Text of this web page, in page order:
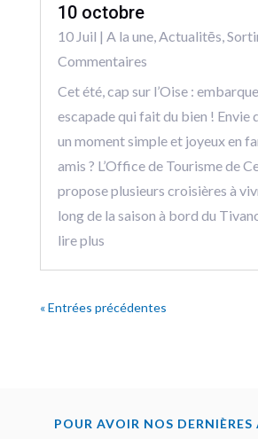
10 octobre
10 Juil | A la une,Actualitēs,
Commentaires
Cet été, cap sur l’Oise :
escapade qui fait du bien ! Envie
un moment simple et joyeux en
amis ? L’Office de Tourisme de
propose plusieurs croisières à
long de la saison à bord du
lire plus
« Entrées précédentes
POUR AVOIR NOS